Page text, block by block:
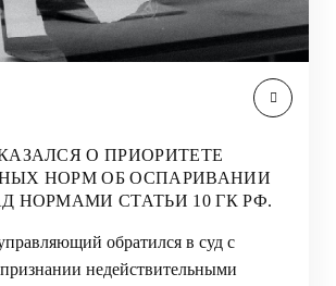
О ПРИОРИТЕТЕ
НОРМ ОБ ОСПАРИВАНИИ
НОРМАМИ СТАТЬИ 10 ГК РФ.
обратился в суд с
недействительными